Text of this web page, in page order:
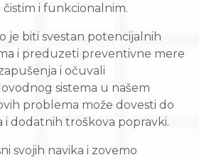
i funkcionalnim.
je biti svestan potencijalnih
i preduzeti preventivne mere
i očuvali
sistema u našem
problema može dovesti do
i dodatnih troškova popravki.
svojih navika i zovemo